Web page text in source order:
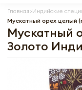
Главная Индийские
Мускатный орех целый
Мускатный
Золото